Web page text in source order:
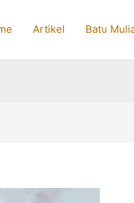
Artikel Batu